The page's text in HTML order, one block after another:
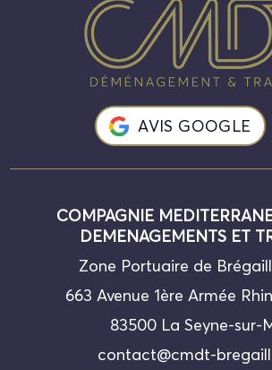
AVIS GOOGLE
COMPAGNIE
DEMENAGEMENTS ET
Zone Portuaire de
663 Avenue 1ère Armée
83500 La Seyne-sur-
contact@cmdt-